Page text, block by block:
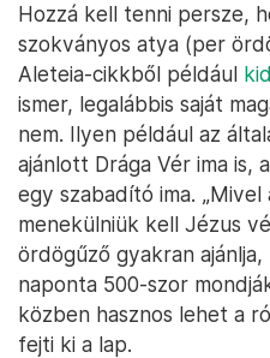
Hozzá kell tenni persze,
szokványos atya (per
Aleteia-cikkből például
ismer, legalábbis saját
nem. Ilyen például az
ajánlott Drága Vér ima is,
egy szabadító ima.
menekülniük kell Jézus
ördögűző gyakran
naponta 500-szor
közben hasznos lehet a
fejti ki a lap.